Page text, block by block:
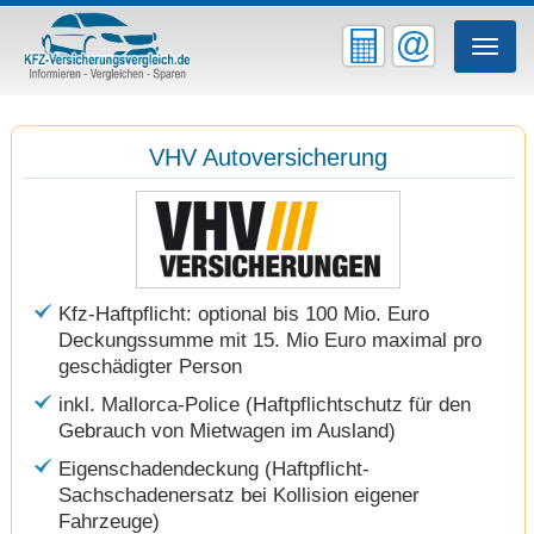
Toggle
VHV Autoversicherung
Kfz-Haftpflicht: optional bis 100 Mio. Euro
Deckungssumme mit 15. Mio Euro maximal pro
geschädigter Person
inkl. Mallorca-Police (Haftpflichtschutz für den
Gebrauch von Mietwagen im Ausland)
Eigenschadendeckung (Haftpflicht-
Sachschadenersatz bei Kollision eigener
Fahrzeuge)